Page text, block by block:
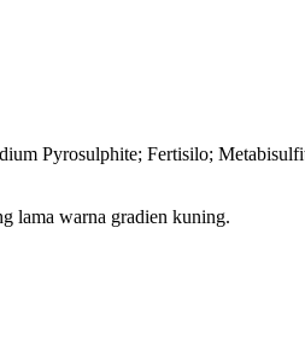
Pyrosulphite; Fertisilo;
lama warna gradien kuning.